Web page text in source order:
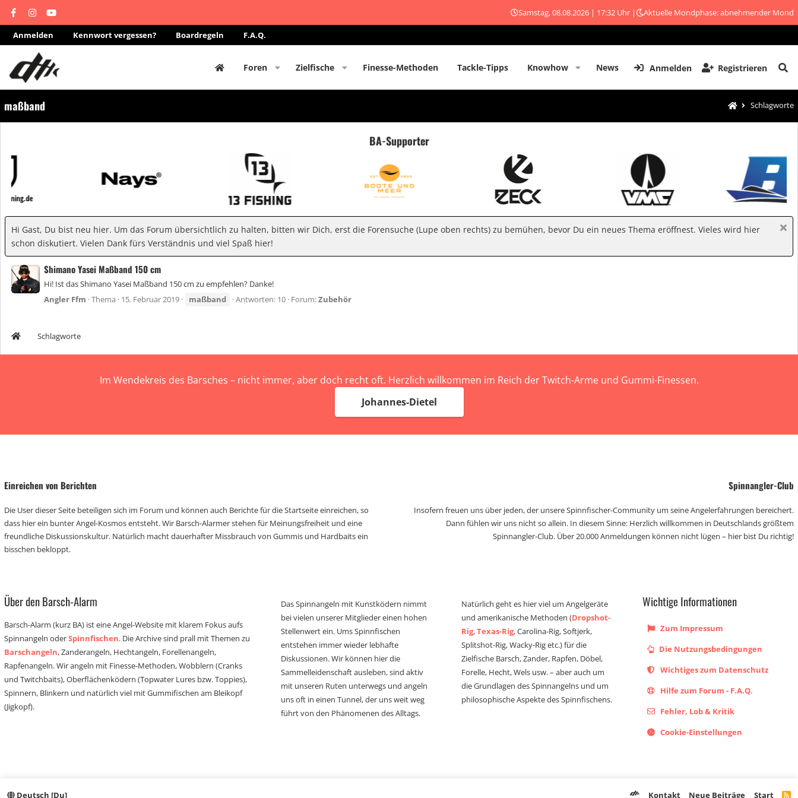
Samstag, 08.08.2026 | 17:32 Uhr | Aktuelle Mondphase: abnehmender Mond
Anmelden Kennwort vergessen? Boardregeln F.A.Q.
Foren Zielfische Finesse-Methoden Tackle-Tipps Knowhow News Anmelden Registrieren
maßband Schlagworte
BA-Supporter
Hi Gast, Du bist neu hier. Um das Forum übersichtlich zu halten, bitten wir Dich, erst die Forensuche (Lupe oben rechts) zu bemühen, bevor Du ein neues Thema eröffnest. Vieles wird hier
schon diskutiert. Vielen Dank fürs Verständnis und viel Spaß hier!
Shimano Yasei Maßband 150 cm
Hi! Ist das Shimano Yasei Maßband 150 cm zu empfehlen? Danke!
Angler Ffm Thema 15. Februar 2019 maßband Antworten: 10 Forum:Zubehör
Schlagworte
Im Wendekreis des Barsches – nicht immer, aber doch recht oft. Herzlich willkommen im Reich der Twitch-Arme und Gummi-Finessen.
Johannes-Dietel
Einreichen von Berichten
Die User dieser Seite beteiligen sich im Forum und können auch Berichte für die Startseite einreichen, so
dass hier ein bunter Angel-Kosmos entsteht. Wir Barsch-Alarmer stehen für Meinungsfreiheit und eine
freundliche Diskussionskultur. Natürlich macht dauerhafter Missbrauch von Gummis und Hardbaits ein
bisschen bekloppt.
Spinnangler-Club
Insofern freuen uns über jeden, der unsere Spinnfischer-Community um seine Angelerfahrungen bereichert.
Dann fühlen wir uns nicht so allein. In diesem Sinne: Herzlich willkommen in Deutschlands größtem
Spinnangler-Club. Über 20.000 Anmeldungen können nicht lügen – hier bist Du richtig!
Über den Barsch-Alarm
Barsch-Alarm (kurz BA) ist eine Angel-Website mit klarem Fokus aufs
Spinnangeln oderSpinnfischen. Die Archive sind prall mit Themen zu
Barschangeln, Zanderangeln, Hechtangeln, Forellenangeln,
Rapfenangeln. Wir angeln mit Finesse-Methoden, Wobblern (Cranks
und Twitchbaits), Oberflächenködern (Topwater Lures bzw. Toppies),
Spinnern, Blinkern und natürlich viel mit Gummifischen am Bleikopf
(Jigkopf).
Das Spinnangeln mit Kunstködern nimmt
bei vielen unserer Mitglieder einen hohen
Stellenwert ein. Ums Spinnfischen
entstehen immer wieder lebhafte
Diskussionen. Wir können hier die
Sammelleidenschaft ausleben, sind aktiv
mit unseren Ruten unterwegs und angeln
uns oft in einen Tunnel, der uns weit weg
führt von den Phänomenen des Alltags.
Natürlich geht es hier viel um Angelgeräte
und amerikanische Methoden (Dropshot-
Rig,Texas-Rig, Carolina-Rig, Softjerk,
Splitshot-Rig, Wacky-Rig etc.) für die
Zielfische Barsch, Zander, Rapfen, Döbel,
Forelle, Hecht, Wels usw. – aber auch um
die Grundlagen des Spinnangelns und um
philosophische Aspekte des Spinnfischens.
Wichtige Informationen
Zum Impressum
Die Nutzungsbedingungen
Wichtiges zum Datenschutz
Hilfe zum Forum - F.A.Q.
Fehler, Lob & Kritik
Cookie-Einstellungen
Deutsch [Du] Kontakt Neue Beiträge Start R